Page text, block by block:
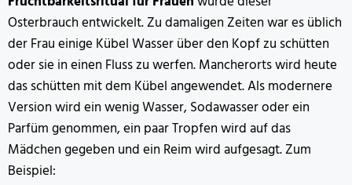
Osterbrauch entwickelt. Zu damaligen Zeiten war es üblich
der Frau einige Kübel Wasser über den Kopf zu schütten
oder sie in einen Fluss zu werfen. Mancherorts wird heute
das schütten mit dem Kübel angewendet. Als modernere
Version wird ein wenig Wasser, Sodawasser oder ein
Parfüm genommen, ein paar Tropfen wird auf das
Mädchen gegeben und ein Reim wird aufgesagt. Zum
Beispiel: